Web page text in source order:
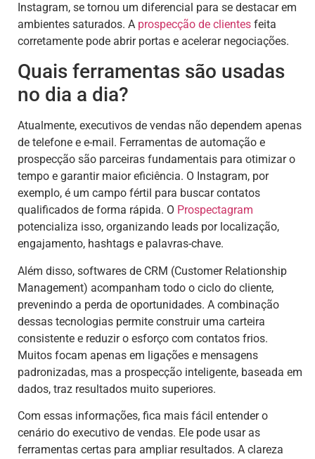
Instagram, se tornou um diferencial para se destacar em
ambientes saturados. A prospecção de clientes feita
corretamente pode abrir portas e acelerar negociações.
Quais ferramentas são usadas
no dia a dia?
Atualmente, executivos de vendas não dependem apenas
de telefone e e-mail. Ferramentas de automação e
prospecção são parceiras fundamentais para otimizar o
tempo e garantir maior eficiência. O Instagram, por
exemplo, é um campo fértil para buscar contatos
qualificados de forma rápida. O Prospectagram
potencializa isso, organizando leads por localização,
engajamento, hashtags e palavras-chave.
Além disso, softwares de CRM (Customer Relationship
Management) acompanham todo o ciclo do cliente,
prevenindo a perda de oportunidades. A combinação
dessas tecnologias permite construir uma carteira
consistente e reduzir o esforço com contatos frios.
Muitos focam apenas em ligações e mensagens
padronizadas, mas a prospecção inteligente, baseada em
dados, traz resultados muito superiores.
Com essas informações, fica mais fácil entender o
cenário do executivo de vendas. Ele pode usar as
ferramentas certas para ampliar resultados. A clareza